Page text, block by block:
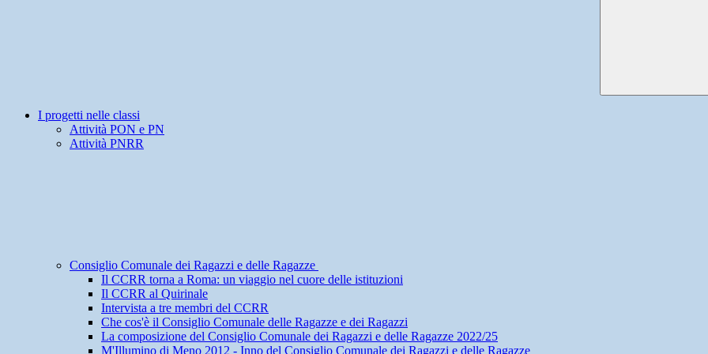
I progetti nelle classi
Attività PON e PN
Attività PNRR
Consiglio Comunale dei Ragazzi e delle Ragazze
Il CCRR torna a Roma: un viaggio nel cuore delle istituzioni
Il CCRR al Quirinale
Intervista a tre membri del CCRR
Che cos'è il Consiglio Comunale delle Ragazze e dei Ragazzi
La composizione del Consiglio Comunale dei Ragazzi e delle Ragazze 2022/25
M'Illumino di Meno 2012 - Inno del Consiglio Comunale dei Ragazzi e delle Ragazze